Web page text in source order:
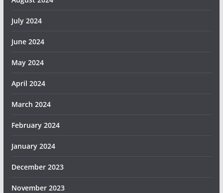
July 2024
June 2024
May 2024
April 2024
March 2024
February 2024
January 2024
December 2023
November 2023